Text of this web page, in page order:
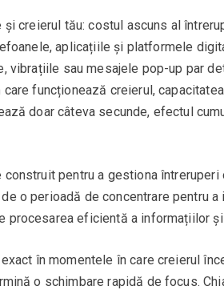
creierul tău: costul ascuns al
aplicațiile și platformele
vibrațiile sau mesajele pop-up par
funcționează creierul,
doar câteva secunde, efectul
construit pentru a gestiona
o perioadă de concentrare pentru
procesarea eficientă a informațiilor
în momentele în care creierul
o schimbare rapidă de focus.